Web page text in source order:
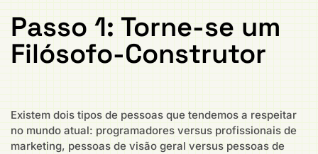
Passo 1: Torne-se um
Filósofo-Construtor
Existem dois tipos de pessoas que tendemos a respeitar
no mundo atual: programadores versus profissionais de
marketing, pessoas de visão geral versus pessoas de